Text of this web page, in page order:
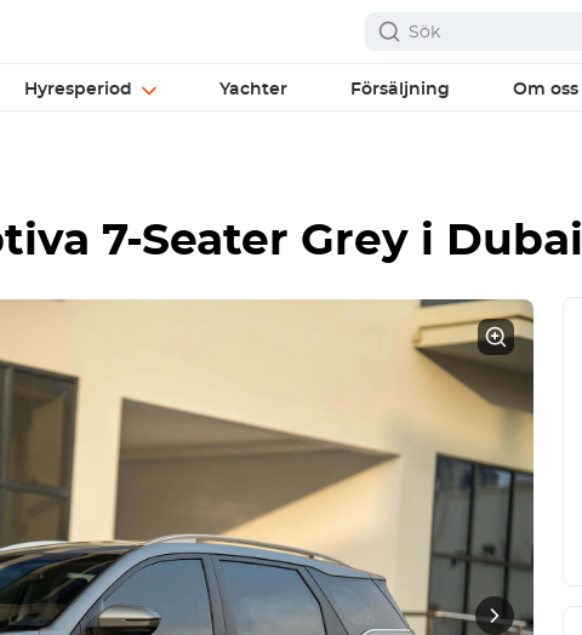
Hyresperiod Yachter Försäljning Om oss
7-Seater Grey i Dubai